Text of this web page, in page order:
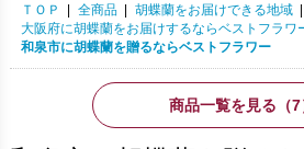
ＴＯＰ 全商品 胡蝶蘭をお届けできる地域
大阪府に胡蝶蘭をお届けするならベストフラワ
和泉市に胡蝶蘭を贈るならベストフラワー
商品一覧を見る（7